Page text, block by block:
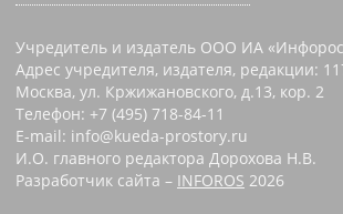
Учредитель и издатель ООО ИА
Адрес учредителя, издателя, редакции:
Москва, ул. Кржижановского, д.13, кор. 2
Телефон: +7 (495) 718-84-11
E-mail: info@kueda-prostory.ru
И.О. главного редактора Дорохова Н.В.
Разработчик сайта – INFOROS 2026